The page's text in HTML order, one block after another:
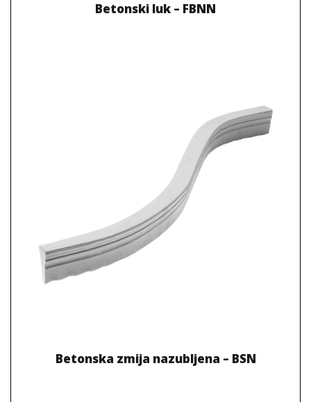
Betonski luk – FBNN
Betonska zmija nazubljena – BSN